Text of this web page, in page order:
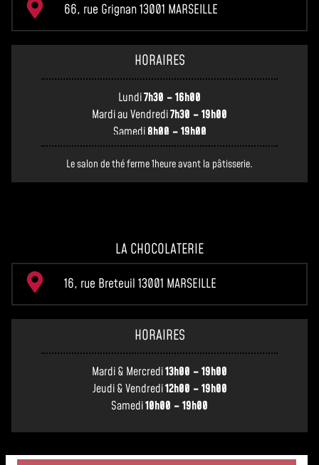
66, rue Grignan 13001 MARSEILLE
HORAIRES
Lundi7h30 – 16h00
Mardi au Vendredi7h30 – 19h00
Samedi8h00 – 19h00
Le salon de thé ferme 1heure avant la pâtisserie.
LA CHOCOLATERIE
16, rue Breteuil 13001 MARSEILLE
HORAIRES
Mardi & Mercredi13h00 – 19h00
Jeudi & Vendredi12h00 – 19h00
Samedi10h00 – 19h00